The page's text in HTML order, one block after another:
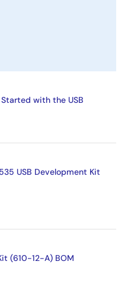
with the USB
USB Development Kit
(610-12-A) BOM